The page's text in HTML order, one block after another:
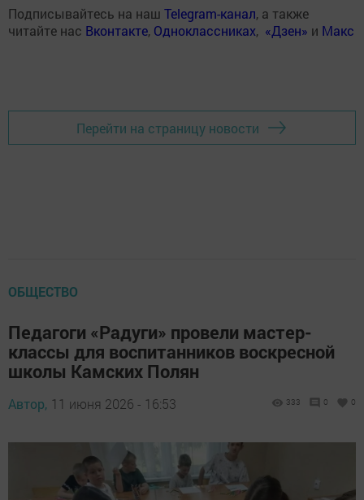
Подписывайтесь на наш Telegram-канал, а также
читайте нас Вконтакте, Одноклассниках, «Дзен» и Макс
Перейти на страницу новости
ОБЩЕСТВО
Педагоги «Радуги» провели мастер-
классы для воспитанников воскресной
школы Камских Полян
Автор, 11 июня 2026 - 16:53 333 0 0